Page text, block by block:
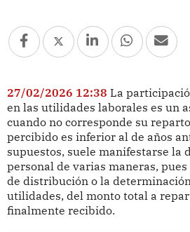
27/02/2026 12:38 La
en las utilidades laborales es un
cuando no corresponde su
percibido es inferior al de años
supuestos, suele manifestarse la
personal de varias maneras,
de distribución o la
utilidades, del monto total a
finalmente recibido.